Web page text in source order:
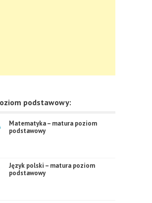
podstawowy:
Matematyka – matura poziom
podstawowy
Język polski – matura poziom
podstawowy